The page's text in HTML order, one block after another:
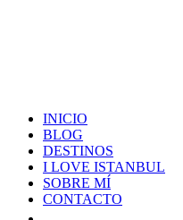
INICIO
BLOG
DESTINOS
I LOVE ISTANBUL
SOBRE MÍ
CONTACTO